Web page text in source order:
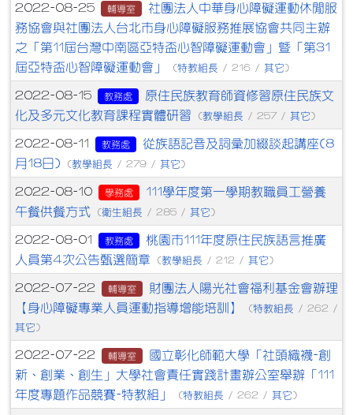
2022-08-25 輔導室
社團法人中華身心障礙運動休閒服
務協會與社團法人台北市身心障礙服務推展協會共同主辦
之「第11屆台灣中南區亞特盃心智障礙運動會」暨「第31
屆亞特盃心智障礙運動會」
(特教組長 / 216 / 其它 )
2022-08-15 教務處
原住民族教育師資修習原住民族文
化及多元文化教育課程實體研習
(教學組長 / 257 / 其它 )
2022-08-11 教務處
從族語記音及詞彙加綴談起講座(8
月18日)
(教學組長 / 279 / 其它 )
2022-08-10 學務處
111學年度第一學期教職員工營養
午餐供餐方式
(衛生組長 / 285 / 其它 )
2022-08-01 教務處
桃園市111年度原住民族語言推廣
人員第4次公告甄選簡章
(教學組長 / 212 / 其它 )
2022-07-22 輔導室
財團法人陽光社會福利基金會辦理
【身心障礙專業人員運動指導增能培訓】
(特教組長 / 262 /
其它 )
2022-07-22 輔導室
國立彰化師範大學「社頭織襪-創
新、創業、創生」大學社會責任實踐計畫辦公室舉辦「111
年度專題作品競賽-特教組」
(特教組長 / 262 / 其它 )